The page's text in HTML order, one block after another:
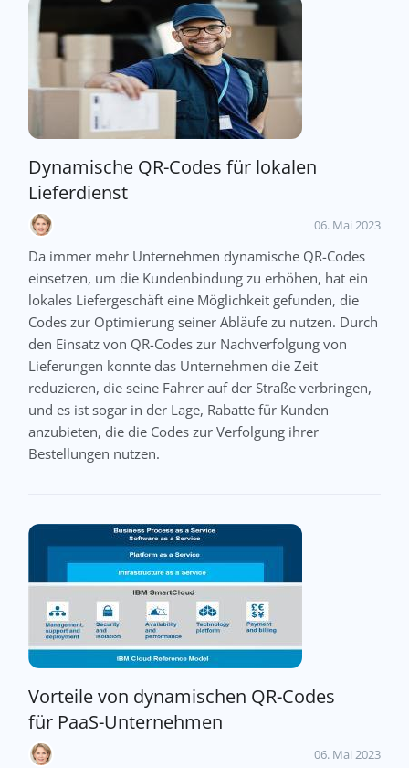
Dynamische QR-Codes für lokalen
Lieferdienst
06. Mai 2023
Da immer mehr Unternehmen dynamische QR-Codes
einsetzen, um die Kundenbindung zu erhöhen, hat ein
lokales Liefergeschäft eine Möglichkeit gefunden, die
Codes zur Optimierung seiner Abläufe zu nutzen. Durch
den Einsatz von QR-Codes zur Nachverfolgung von
Lieferungen konnte das Unternehmen die Zeit
reduzieren, die seine Fahrer auf der Straße verbringen,
und es ist sogar in der Lage, Rabatte für Kunden
anzubieten, die die Codes zur Verfolgung ihrer
Bestellungen nutzen.
Vorteile von dynamischen QR-Codes
für PaaS-Unternehmen
06. Mai 2023